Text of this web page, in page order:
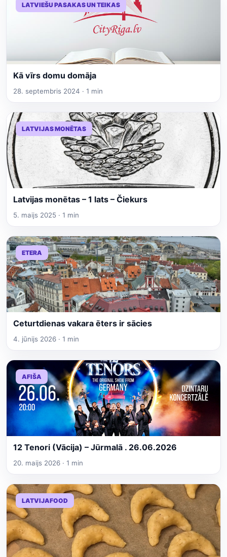
LATVIEŠU PASAKAS UN TEIKAS
Kā vīrs domu domāja
28. septembris 2024 · 1 min
LATVIJAS MONĒTAS
Latvijas monētas – 1 lats – Čiekurs
5. maijs 2025 · 1 min
ETERA
Ceturtdienas vakara ēters ir sācies
4. jūnijs 2026 · 1 min
AFIŠA
12 Tenori (Vācija) – Jūrmalā . 26.06.2026
20. maijs 2026 · 1 min
LATVIJAFOOD